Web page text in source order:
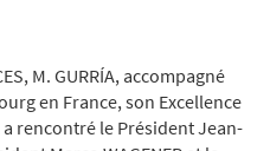
M. GURRÍA, accompagné
en France, son Excellence
a rencontré le Président Jean-